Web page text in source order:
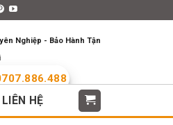
Nghiệp - Bảo Hành Tận
LIÊN HỆ